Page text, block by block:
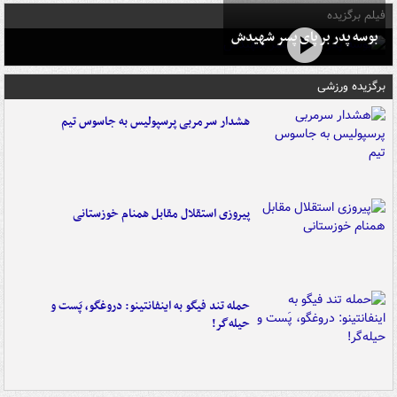
فیلم برگزیده
بوسه‌ پدر بر پای پسر شهیدش
برگزیده ورزشی
هشدار سرمربی پرسپولیس به جاسوس تیم
پیروزی استقلال مقابل همنام خوزستانی
حمله تند فیگو به اینفانتینو: دروغگو، پَست‌ و
حیله‌گر!